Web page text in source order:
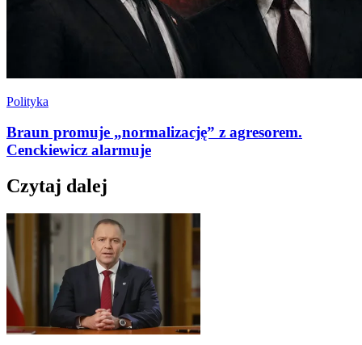
Polityka
Braun promuje „normalizację” z agresorem.
Cenckiewicz alarmuje
Czytaj dalej